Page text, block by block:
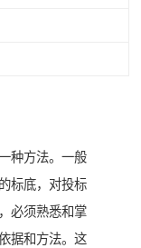
种方法。一般
标底，对投标
必须熟悉和掌
据和方法。这